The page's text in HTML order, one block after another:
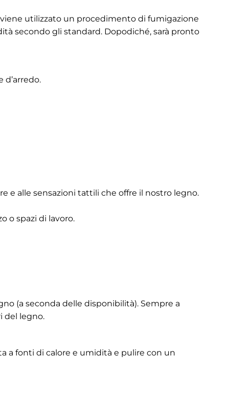
utilizzato un procedimento di fumigazione
secondo gli standard. Dopodiché, sarà pronto
e alle sensazioni tattili che offre il nostro legno.
o spazi di lavoro.
(a seconda delle disponibilità). Sempre a
del legno.
a fonti di calore e umidità e pulire con un